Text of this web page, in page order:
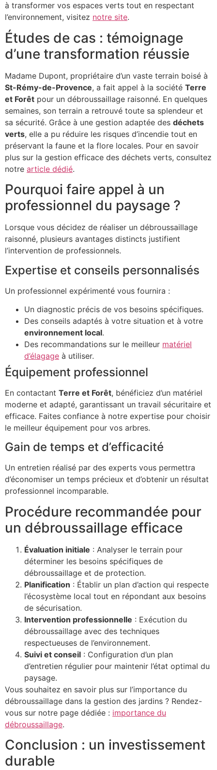
à transformer vos espaces verts tout en respectant
l’environnement, visitez notre site.
Études de cas : témoignage
d’une transformation réussie
Madame Dupont, propriétaire d’un vaste terrain boisé à
St-Rémy-de-Provence, a fait appel à la société Terre
et Forêt pour un débroussaillage raisonné. En quelques
semaines, son terrain a retrouvé toute sa splendeur et
sa sécurité. Grâce à une gestion adaptée des déchets
verts, elle a pu réduire les risques d’incendie tout en
préservant la faune et la flore locales. Pour en savoir
plus sur la gestion efficace des déchets verts, consultez
notre article dédié.
Pourquoi faire appel à un
professionnel du paysage ?
Lorsque vous décidez de réaliser un débroussaillage
raisonné, plusieurs avantages distincts justifient
l’intervention de professionnels.
Expertise et conseils personnalisés
Un professionnel expérimenté vous fournira :
Un diagnostic précis de vos besoins spécifiques.
Des conseils adaptés à votre situation et à votre
environnement local.
Des recommandations sur le meilleur matériel
d’élagage à utiliser.
Équipement professionnel
En contactant Terre et Forêt, bénéficiez d’un matériel
moderne et adapté, garantissant un travail sécuritaire et
efficace. Faites confiance à notre expertise pour choisir
le meilleur équipement pour vos arbres.
Gain de temps et d’efficacité
Un entretien réalisé par des experts vous permettra
d’économiser un temps précieux et d’obtenir un résultat
professionnel incomparable.
Procédure recommandée pour
un débroussaillage efficace
Évaluation initiale : Analyser le terrain pour
déterminer les besoins spécifiques de
débroussaillage et de protection.
Planification : Établir un plan d’action qui respecte
l’écosystème local tout en répondant aux besoins
de sécurisation.
Intervention professionnelle : Exécution du
débroussaillage avec des techniques
respectueuses de l’environnement.
Suivi et conseil : Configuration d’un plan
d’entretien régulier pour maintenir l’état optimal du
paysage.
Vous souhaitez en savoir plus sur l’importance du
débroussaillage dans la gestion des jardins ? Rendez-
vous sur notre page dédiée : importance du
débroussaillage.
Conclusion : un investissement
durable